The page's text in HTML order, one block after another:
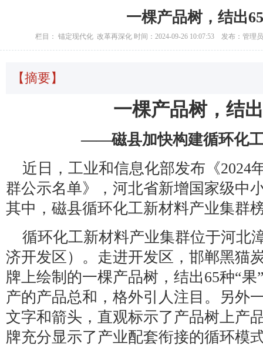
一棵产品树，结出
栏目： 锚定现代化 改革再深化 时间：2024-09-26 10:07:53 发布：管理
【摘要】
一棵产品树，结
——磁县加快构建循环化
近日，工业和信息化部发布《2024
群公示名单》，河北省新增国家级中
其中，磁县循环化工新材料产业集群
循环化工新材料产业集群位于河北
济开发区）。走进开发区，邯郸黑猫
牌上绘制的一棵产品树，结出65种“
产的产品总和，格外引人注目。另外
文字和箭头，直观标示了产品树上产
牌充分显示了产业配套衔接的循环模